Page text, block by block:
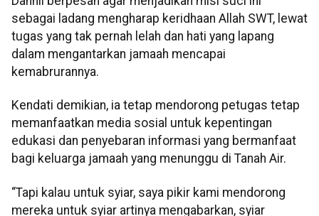
sebagai ladang mengharap keridhaan Allah SWT, lewat
tugas yang tak pernah lelah dan hati yang lapang
dalam mengantarkan jamaah mencapai
kemabrurannya.
Kendati demikian, ia tetap mendorong petugas tetap
memanfaatkan media sosial untuk kepentingan
edukasi dan penyebaran informasi yang bermanfaat
bagi keluarga jamaah yang menunggu di Tanah Air.
“Tapi kalau untuk syiar, saya pikir kami mendorong
mereka untuk syiar artinya mengabarkan, syiar